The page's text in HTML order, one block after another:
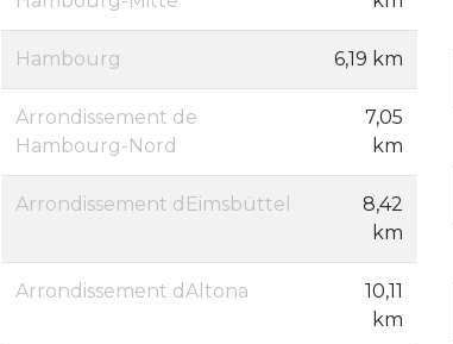
Hambourg 6,19 km
Arrondissement de
Hambourg-Nord
7,05
km
Arrondissement dEimsbüttel
8,42
km
Arrondissement dAltona
10,11
km